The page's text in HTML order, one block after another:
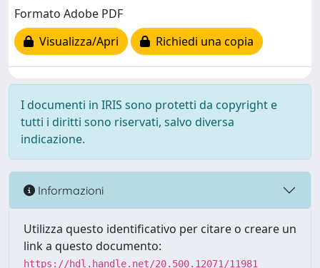
Formato Adobe PDF
Visualizza/Apri
Richiedi una copia
I documenti in IRIS sono protetti da copyright e
tutti i diritti sono riservati, salvo diversa
indicazione.
Informazioni
Utilizza questo identificativo per citare o creare un
link a questo documento:
https://hdl.handle.net/20.500.12071/11981